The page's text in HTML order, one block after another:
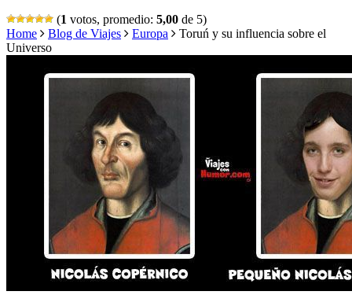
(1 votos, promedio: 5,00 de 5)
Home
Blog de Viajes Europa
Toruń y su influencia sobre el
Universo